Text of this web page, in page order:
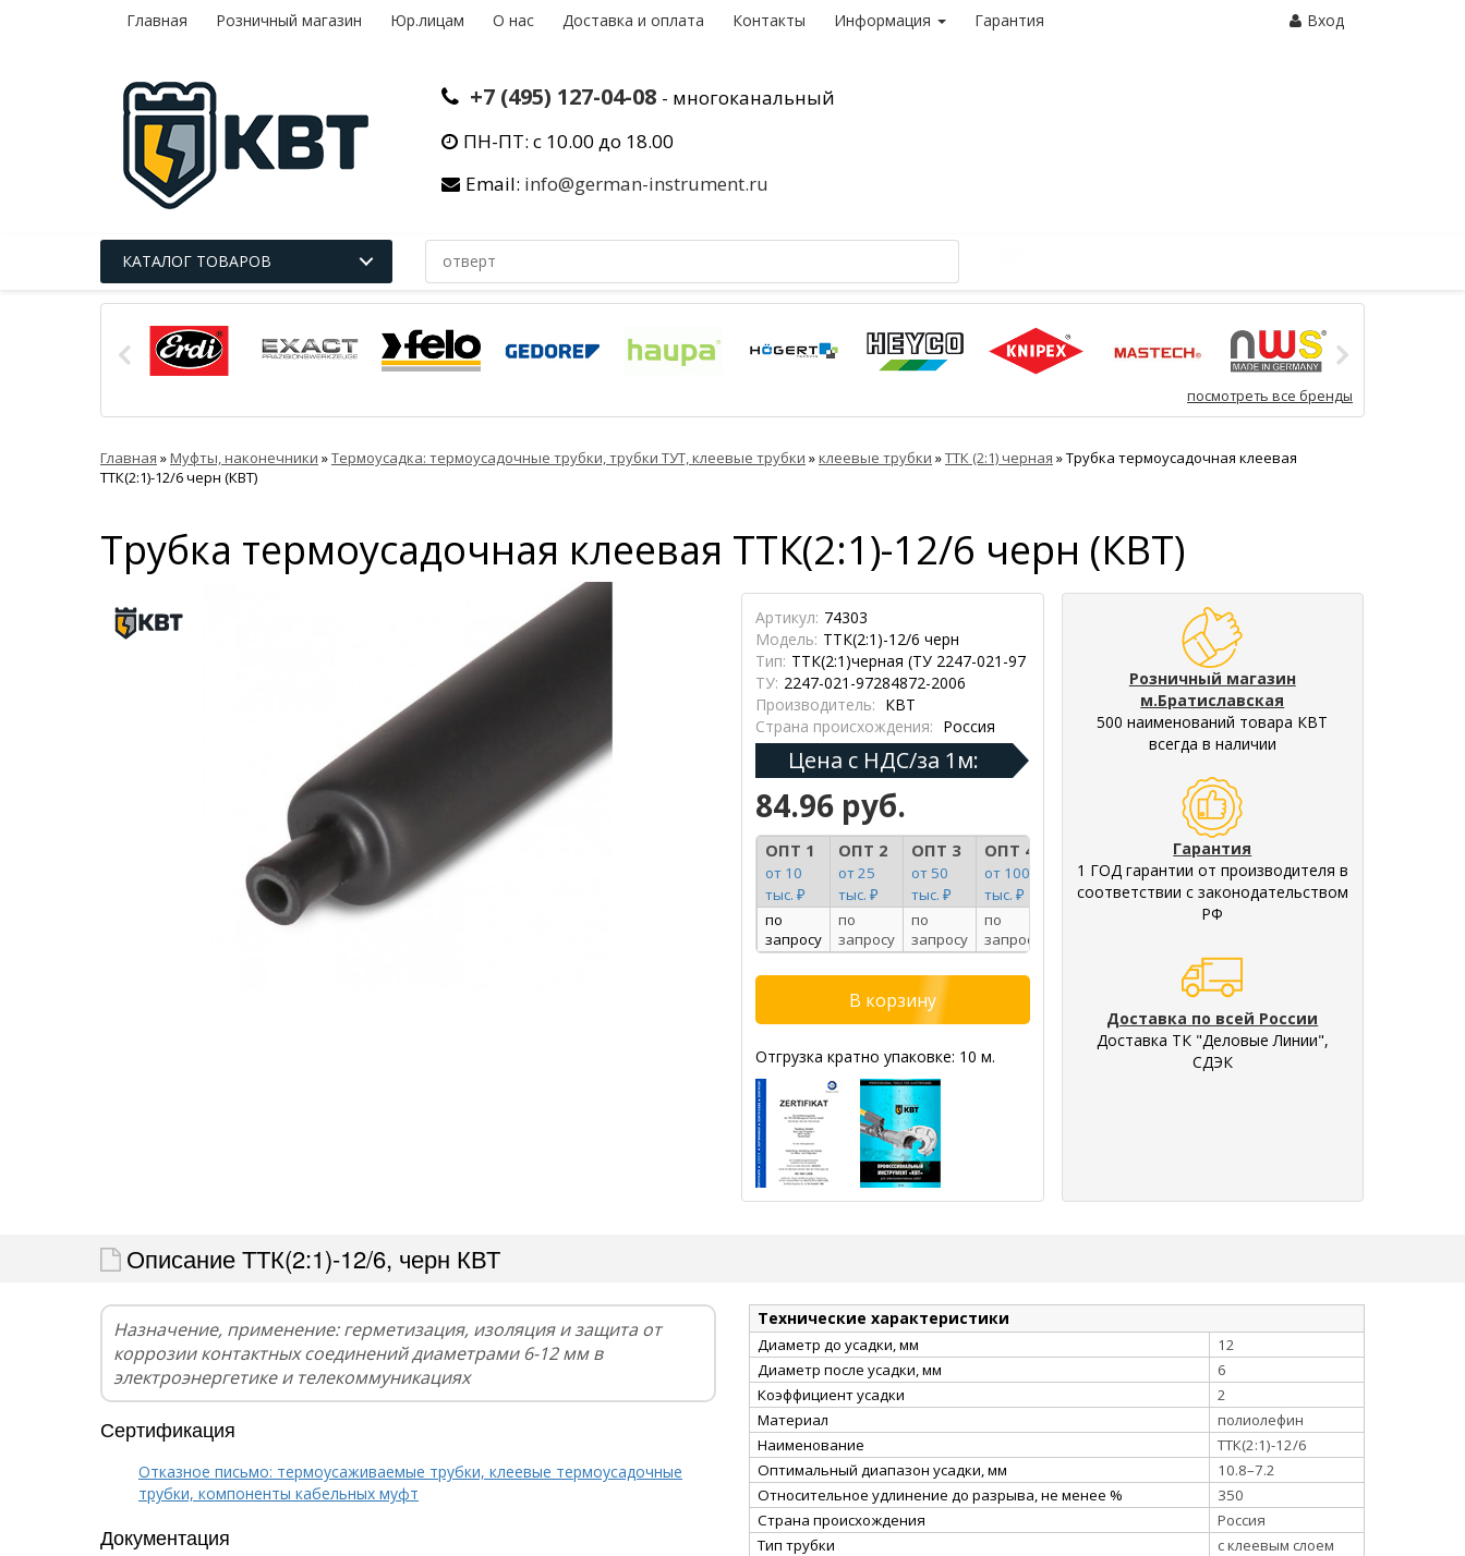
Главная Розничный магазин Юр.лицам О нас Доставка и оплата Контакты Информация Гарантия Вход
+7 (495) 127-04-08 - многоканальный
ПН-ПТ: с 10.00 до 18.00
Email: info@german-instrument.ru
КАТАЛОГ ТОВАРОВ
посмотреть все бренды
Главная »Муфты, наконечники »Термоусадка: термоусадочные трубки, трубки ТУТ, клеевые трубки »клеевые трубки »ТТК (2:1) черная »Трубка термоусадочная клеевая
ТТК(2:1)-12/6 черн (КВТ)
Трубка термоусадочная клеевая ТТК(2:1)-12/6 черн (КВТ)
Артикул: 74303
Модель: ТТК(2:1)-12/6 черн
Тип: ТТК(2:1)черная (ТУ 2247-021-97
ТУ: 2247-021-97284872-2006
Производитель: КВТ
Страна происхождения: Россия
Цена с НДС/за 1м:
84.96 руб.
ОПТ 1
от 10
тыс. ₽
ОПТ 2
от 25
тыс. ₽
ОПТ 3
от 50
тыс. ₽
ОПТ 4
от 100
тыс. ₽
по
запросу
по
запросу
по
запросу
по
запросу
Отгрузка кратно упаковке: 10 м.
Розничный магазин
м.Братиславская
500 наименований товара КВТ
всегда в наличии
Гарантия
1 ГОД гарантии от производителя в
соответствии с законодательством
РФ
Доставка по всей России
Доставка ТК "Деловые Линии",
СДЭК
Описание ТТК(2:1)-12/6, черн КВТ
Назначение, применение: герметизация, изоляция и защита от
коррозии контактных соединений диаметрами 6-12 мм в
электроэнергетике и телекоммуникациях
Сертификация
Отказное письмо: термоусаживаемые трубки, клеевые термоусадочные
трубки, компоненты кабельных муфт
Документация
Технические характеристики
Диаметр до усадки, мм
12
Диаметр после усадки, мм
6
Коэффициент усадки
2
Материал
полиолефин
Наименование
ТТК(2:1)-12/6
Оптимальный диапазон усадки, мм
10.8–7.2
Относительное удлинение до разрыва, не менее %
350
Страна происхождения
Россия
Тип трубки
с клеевым слоем